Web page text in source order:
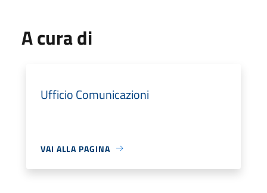
A cura di
Ufficio Comunicazioni
VAI ALLA PAGINA